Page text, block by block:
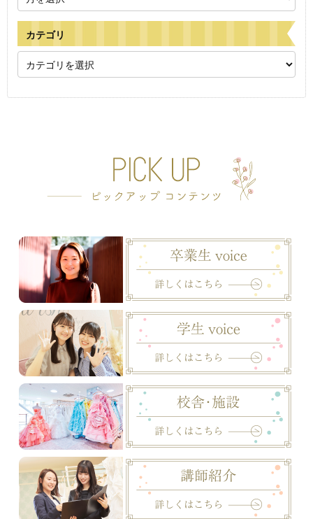
カテゴリ